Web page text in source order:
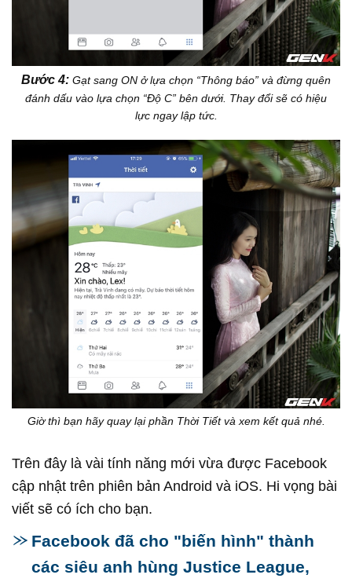
Bước 4: Gạt sang ON ở lựa chọn “Thông báo” và đừng quên
đánh dấu vào lựa chọn “Độ C” bên dưới. Thay đổi sẽ có hiệu
lực ngay lập tức.
Giờ thì bạn hãy quay lại phần Thời Tiết và xem kết quả nhé.
Trên đây là vài tính năng mới vừa được Facebook
cập nhật trên phiên bản Android và iOS. Hi vọng bài
viết sẽ có ích cho bạn.
Facebook đã cho "biến hình" thành
các siêu anh hùng Justice League,